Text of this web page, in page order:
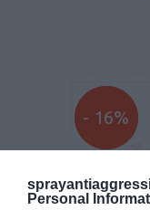
Personal
- 16%